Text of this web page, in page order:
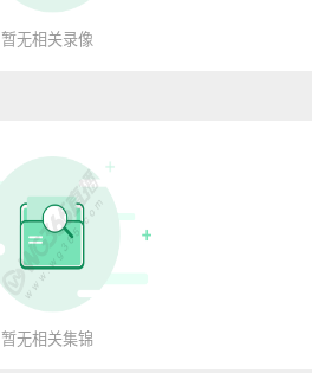
暂无相关录像
暂无相关集锦